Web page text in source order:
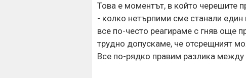
Това е моментът, в който черешите
- колко нетърпими сме станали
все по-често реагираме с гняв още
трудно допускаме, че отсрещният
Все по-рядко правим разлика